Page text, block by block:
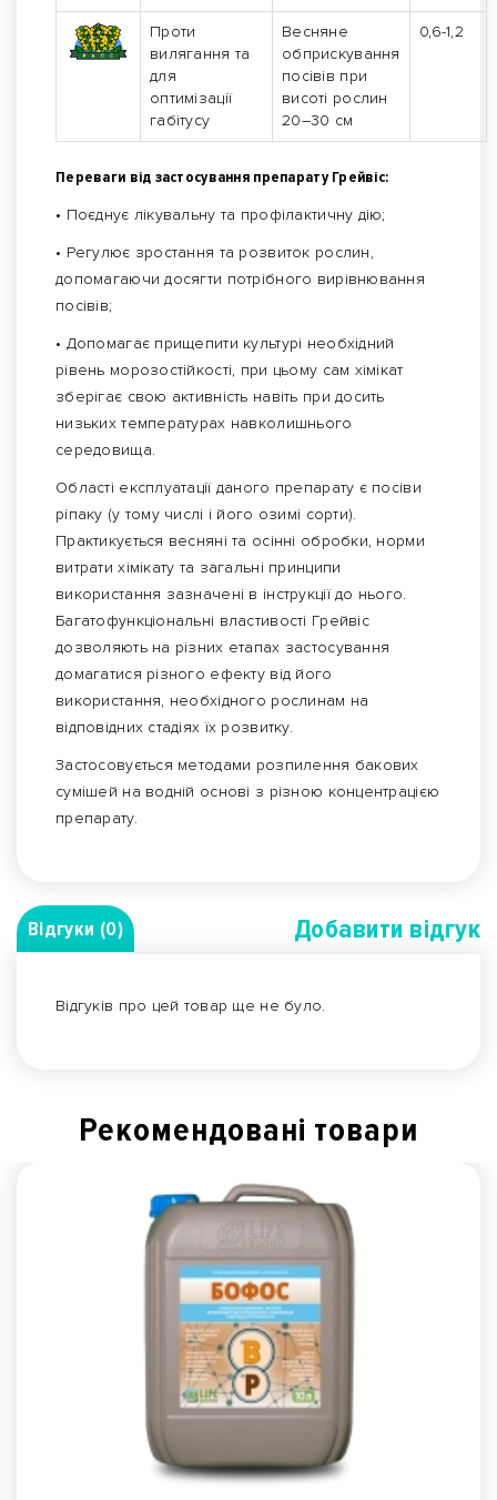
Проти
вилягання та
для
оптимізації
габітусу
Весняне
обприскування
посівів при
висоті рослин
20–30 см
0,6-1,2
Переваги від застосування препарату Грейвіс:
• Поєднує лікувальну та профілактичну дію;
• Регулює зростання та розвиток рослин,
допомагаючи досягти потрібного вирівнювання
посівів;
• Допомагає прищепити культурі необхідний
рівень морозостійкості, при цьому сам хімікат
зберігає свою активність навіть при досить
низьких температурах навколишнього
середовища.
Області експлуатації даного препарату є посіви
ріпаку (у тому числі і його озимі сорти).
Практикується весняні та осінні обробки, норми
витрати хімікату та загальні принципи
використання зазначені в інструкції до нього.
Багатофункціональні властивості Грейвіс
дозволяють на різних етапах застосування
домагатися різного ефекту від його
використання, необхідного рослинам на
відповідних стадіях їх розвитку.
Застосовується методами розпилення бакових
сумішей на водній основі з різною концентрацією
препарату.
Відгуки (0) Добавити вiдгук
Відгуків про цей товар ще не було.
Рекомендованi товари